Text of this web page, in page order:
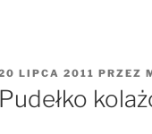
W
LIPCA 2011 PRZEZ
Pudełko